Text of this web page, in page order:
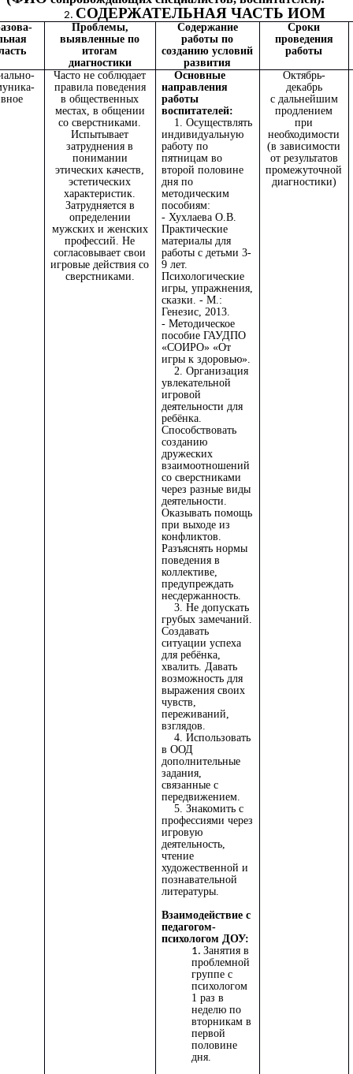
СОДЕРЖАТЕЛЬНАЯ ЧАСТЬ ИОМ
Проблемы,
выявленные по
итогам
диагностики
Содержание
работы по
созданию условий
развития
Сроки
проведения
работы
Часто не соблюдает
правила поведения
в общественных
местах, в общении
со сверстниками.
Испытывает
затруднения в
понимании
этических качеств,
эстетических
характеристик.
Затрудняется в
определении
мужских и женских
профессий. Не
согласовывает свои
игровые действия со
сверстниками.
Основные
направления
работы
воспитателей:
1. Осуществлять
индивидуальную
работу по
пятницам во
второй половине
дня по
методическим
пособиям:
- Хухлаева О.В.
Практические
материалы для
работы с детьми 3-
9 лет.
Психологические
игры, упражнения,
сказки. - М.:
Генезис, 2013.
- Методическое
пособие ГАУДПО
«СОИРО» «От
игры к здоровью».
2. Организация
увлекательной
игровой
деятельности для
ребёнка.
Способствовать
созданию
дружеских
взаимоотношений
со сверстниками
через разные виды
деятельности.
Оказывать помощь
при выходе из
конфликтов.
Разъяснять нормы
поведения в
коллективе,
предупреждать
несдержанность.
3. Не допускать
грубых замечаний.
Создавать
ситуации успеха
для ребёнка,
хвалить. Давать
возможность для
выражения своих
чувств,
переживаний,
взглядов.
4. Использовать
в ООД
дополнительные
задания,
связанные с
передвижением.
5. Знакомить с
профессиями через
игровую
деятельность,
чтение
художественной и
познавательной
литературы.
Взаимодействие с
педагогом-
психологом ДОУ:
Занятия в
проблемной
группе с
психологом
1 раз в
неделю по
вторникам в
первой
половине
дня.
Октябрь-
декабрь
с дальнейшим
продлением
при
необходимости
(в зависимости
от результатов
промежуточной
диагностики)